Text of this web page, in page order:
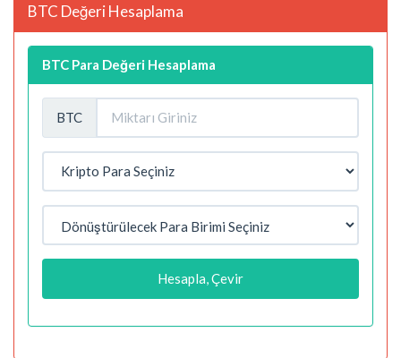
BTC Değeri Hesaplama
BTC Para Değeri Hesaplama
BTC
Hesapla, Çevir